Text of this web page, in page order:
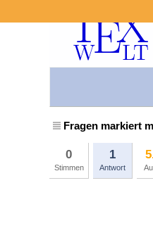
Fragen markiert
0
Stimmen
1
Antwort